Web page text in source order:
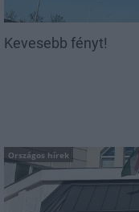
Kevesebb fényt!
Országos hírek